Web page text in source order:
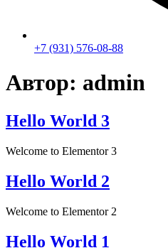
+7 (931) 576-08-88
Автор: admin
Hello World 3
Welcome to Elementor 3
Hello World 2
Welcome to Elementor 2
Hello World 1